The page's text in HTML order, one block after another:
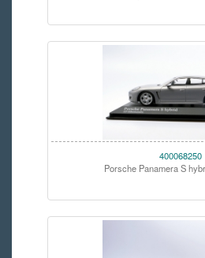
400068250
Porsche Panamera S